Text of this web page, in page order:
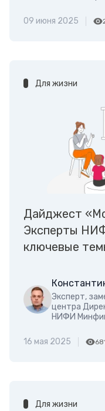
09 июня 2025
Для жизни
Дайджест
Эксперты
ключевые
Эксперт,
центра
НИФИ
16 мая 2025
Для жизни